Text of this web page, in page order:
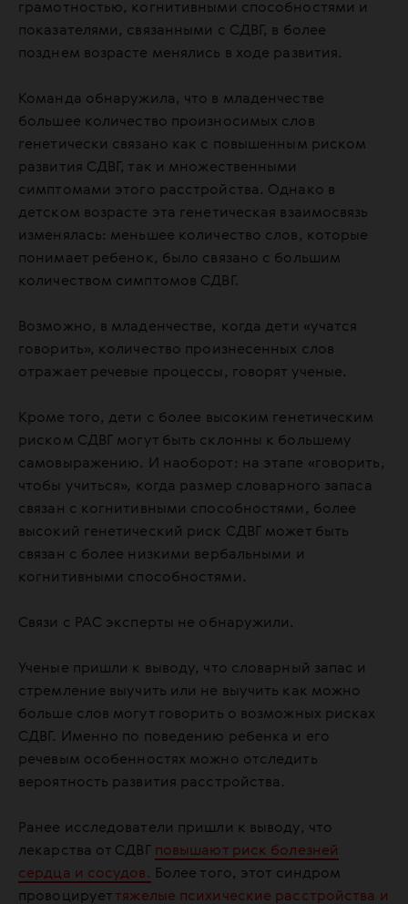
грамотностью, когнитивными способностями и
показателями, связанными с СДВГ, в более
позднем возрасте менялись в ходе развития.
Команда обнаружила, что в младенчестве
большее количество произносимых слов
генетически связано как с повышенным риском
развития СДВГ, так и множественными
симптомами этого расстройства. Однако в
детском возрасте эта генетическая взаимосвязь
изменялась: меньшее количество слов, которые
понимает ребенок, было связано с большим
количеством симптомов СДВГ.
Возможно, в младенчестве, когда дети «учатся
говорить», количество произнесенных слов
отражает речевые процессы, говорят ученые.
Кроме того, дети с более высоким генетическим
риском СДВГ могут быть склонны к большему
самовыражению. И наоборот: на этапе «говорить,
чтобы учиться», когда размер словарного запаса
связан с когнитивными способностями, более
высокий генетический риск СДВГ может быть
связан с более низкими вербальными и
когнитивными способностями.
Связи с РАС эксперты не обнаружили.
Ученые пришли к выводу, что словарный запас и
стремление выучить или не выучить как можно
больше слов могут говорить о возможных рисках
СДВГ. Именно по поведению ребенка и его
речевым особенностях можно отследить
вероятность развития расстройства.
Ранее исследователи пришли к выводу, что
лекарства от СДВГ повышают риск болезней
сердца и сосудов. Более того, этот синдром
провоцирует тяжелые психические расстройства и